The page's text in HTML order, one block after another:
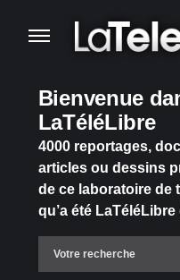
Bienvenue
LaTéléLibre
4000 reportages,
articles ou dessins
de ce laboratoire de
qu’a été LaTéléLibre